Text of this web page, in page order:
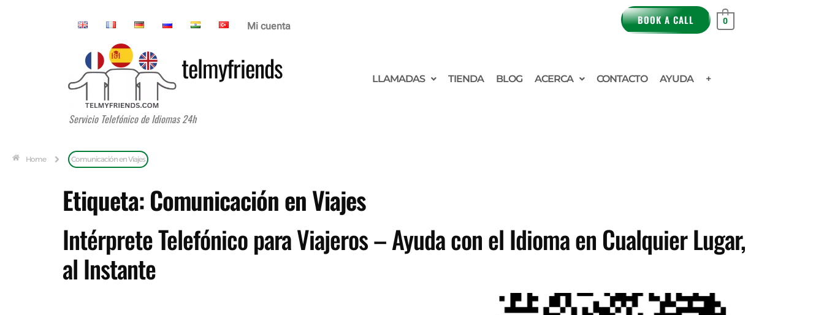
Mi cuenta BOOK A CALL 0
telmyfriends LLAMADAS TIENDA BLOG ACERCA CONTACTO AYUDA +
Servicio Telefónico de Idiomas 24h
Home Comunicación en Viajes
Etiqueta:Comunicación en Viajes
Intérprete Telefónico para Viajeros – Ayuda con el Idioma en Cualquier Lugar,
al Instante